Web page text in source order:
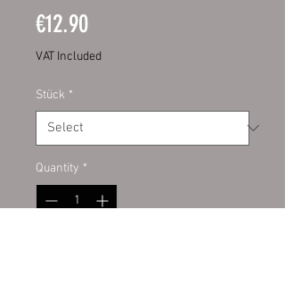
€12.90Price
VAT Included
Stück *
Quantity *